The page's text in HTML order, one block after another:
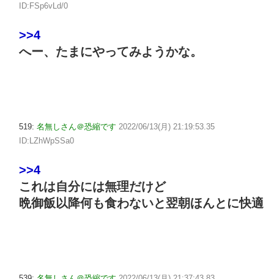
ID:FSp6vLd/0
>>4
へー、たまにやってみようかな。
519: 名無しさん＠恐縮です 2022/06/13(月) 21:19:53.35
ID:LZhWpSSa0
>>4
これは自分には無理だけど
晩御飯以降何も食わないと翌朝ほんとに快適